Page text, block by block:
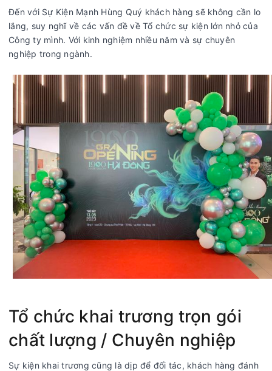
Đến với Sự Kiện Mạnh Hùng Quý khách hàng sẽ không cần lo
lắng, suy nghĩ về các vấn đề về Tổ chức sự kiện lớn nhỏ của
Công ty mình. Với kinh nghiệm nhiều năm và sự chuyên
nghiệp trong ngành.
Tổ chức khai trương trọn gói
chất lượng / Chuyên nghiệp
Sự kiện khai trương cũng là dịp để đối tác, khách hàng đánh